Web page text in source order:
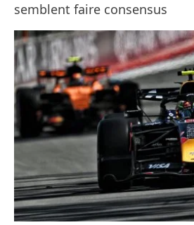
semblent faire consensus